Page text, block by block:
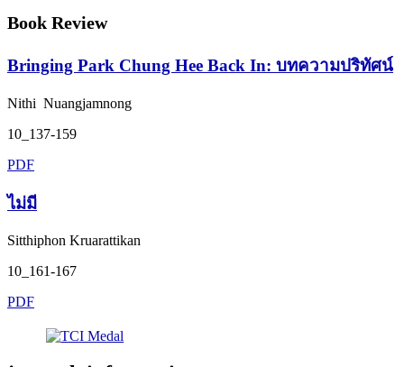
Book Review
Bringing Park Chung Hee Back In: บทความปริทัศน์
Nithi Nuangjamnong
10_137-159
PDF
ไม่มี
Sitthiphon Kruarattikan
10_161-167
PDF